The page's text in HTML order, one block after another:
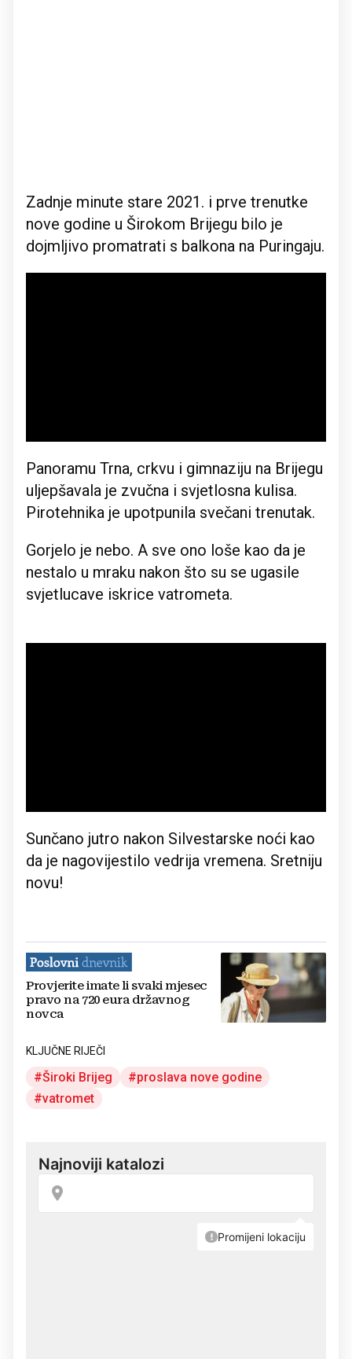
Zadnje minute stare 2021. i prve trenutke
nove godine u Širokom Brijegu bilo je
dojmljivo promatrati s balkona na Puringaju.
Panoramu Trna, crkvu i gimnaziju na Brijegu
uljepšavala je zvučna i svjetlosna kulisa.
Pirotehnika je upotpunila svečani trenutak.
Gorjelo je nebo. A sve ono loše kao da je
nestalo u mraku nakon što su se ugasile
svjetlucave iskrice vatrometa.
Sunčano jutro nakon Silvestarske noći kao
da je nagovijestilo vedrija vremena. Sretniju
novu!
Provjerite imate li svaki mjesec
pravo na 720 eura državnog
novca
KLJUČNE RIJEČI
Široki Brijeg
proslava nove godine
vatromet